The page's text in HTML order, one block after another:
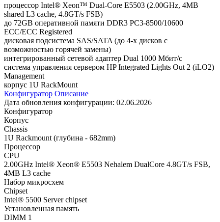
процессор Intel® Xeon™ Dual-Core E5503 (2.00GHz, 4MB
shared L3 cache, 4.8GT/s FSB)
до 72GB оперативной памяти DDR3 PC3-8500/10600
ECC/ECC Registered
дисковая подсистема SAS/SATA (до 4-х дисков с
возможностью горячей замены)
интегрированный сетевой адаптер Dual 1000 Мбит/с
система управления сервером HP Integrated Lights Out 2 (iLO2)
Management
корпус 1U RackMount
Конфигуратор Описание
Дата обновления конфигурации: 02.06.2026
Конфигуратор
Корпус
Chassis
1U Rackmount (глубина - 682mm)
Процессор
CPU
2.00GHz Intel® Xeon® E5503 Nehalem DualCore 4.8GT/s FSB,
4MB L3 cache
Набор микросхем
Chipset
Intel® 5500 Server chipset
Установленная память
DIMM 1